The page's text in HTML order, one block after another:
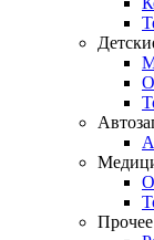
Прочее